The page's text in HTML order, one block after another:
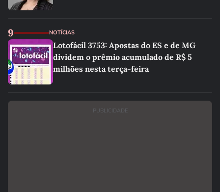
9 NOTÍCIAS
Lotofácil 3753: Apostas do ES e de MG
dividem o prêmio acumulado de R$ 5
milhões nesta terça-feira
PUBLICIDADE